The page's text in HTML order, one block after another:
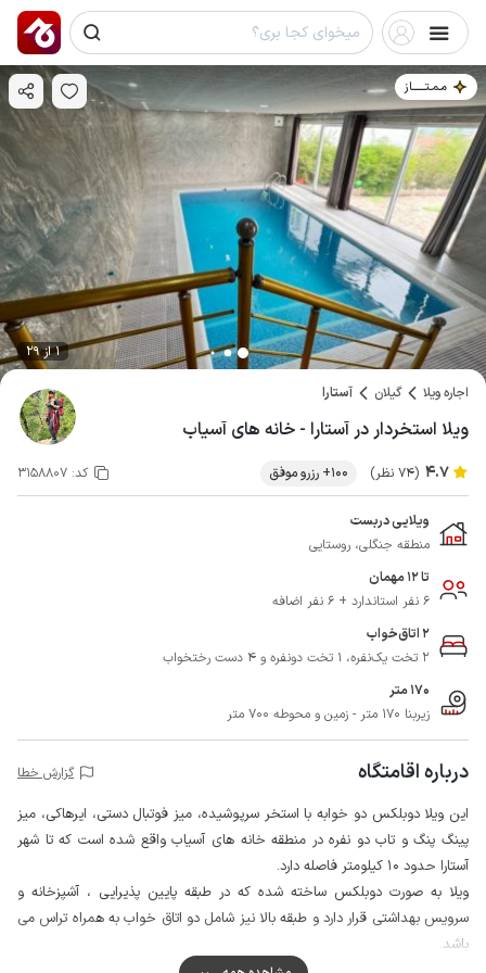
مـمـتــــــاز
1 از 29
اجاره ویلا گیلان آستارا
ویلا استخردار در آستارا - خانه های آسیاب
4.7 (74 نظر) 100+ رزرو موفق کد: 3158807
ویلایی دربست
منطقه جنگلی، روستایی
تا 12 مهمان
6 نفر استاندارد + 6 نفر اضافه
2 اتاق‌خواب
2 تخت یک‌نفره، 1 تخت دونفره و 4 دست رختخواب
170 متر
زیربنا 170 متر - زمین و محوطه 700 متر
درباره اقامتگاه گزارش خطا
این ویلا دوبلکس دو خوابه با استخر سرپوشیده، میز فوتبال دستی، ایرهاکی، میز
پینگ پنگ و تاب دو نفره در منطقه خانه های آسیاب واقع شده است که تا شهر
آستارا حدود 10 کیلومتر فاصله دارد.
ویلا به صورت دوبلکس ساخته شده که در طبقه پایین پذیرایی ، آشپزخانه و
سرویس بهداشتی قرار دارد و طبقه بالا نیز شامل دو اتاق خواب به همراه تراس می
باشد.